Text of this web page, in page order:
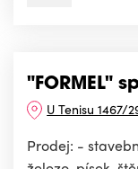
"FORMEL"
U Tenisu 1467/
Prodej: -